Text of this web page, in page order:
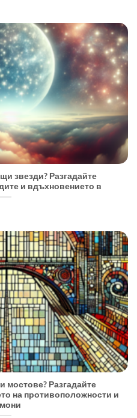
звезди? Разгадайте
и вдъхновението в
мостове? Разгадайте
на противоположности и